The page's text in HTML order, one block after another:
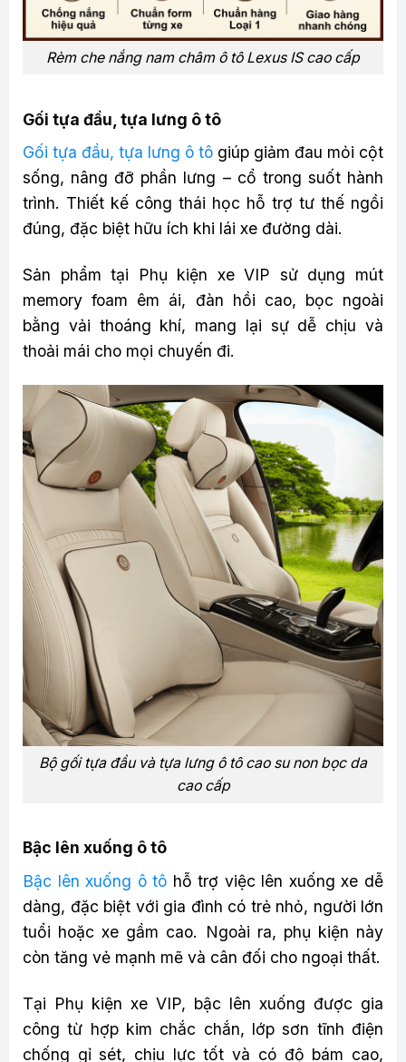
Rèm che nắng nam châm ô tô Lexus IS cao cấp
Gối tựa đầu, tựa lưng ô tô
Gối tựa đầu, tựa lưng ô tô giúp giảm đau mỏi cột
sống, nâng đỡ phần lưng – cổ trong suốt hành
trình. Thiết kế công thái học hỗ trợ tư thế ngồi
đúng, đặc biệt hữu ích khi lái xe đường dài.
Sản phẩm tại Phụ kiện xe VIP sử dụng mút
memory foam êm ái, đàn hồi cao, bọc ngoài
bằng vải thoáng khí, mang lại sự dễ chịu và
thoải mái cho mọi chuyến đi.
Bộ gối tựa đầu và tựa lưng ô tô cao su non bọc da
cao cấp
Bậc lên xuống ô tô
Bậc lên xuống ô tô hỗ trợ việc lên xuống xe dễ
dàng, đặc biệt với gia đình có trẻ nhỏ, người lớn
tuổi hoặc xe gầm cao. Ngoài ra, phụ kiện này
còn tăng vẻ mạnh mẽ và cân đối cho ngoại thất.
Tại Phụ kiện xe VIP, bậc lên xuống được gia
công từ hợp kim chắc chắn, lớp sơn tĩnh điện
chống gỉ sét, chịu lực tốt và có độ bám cao,